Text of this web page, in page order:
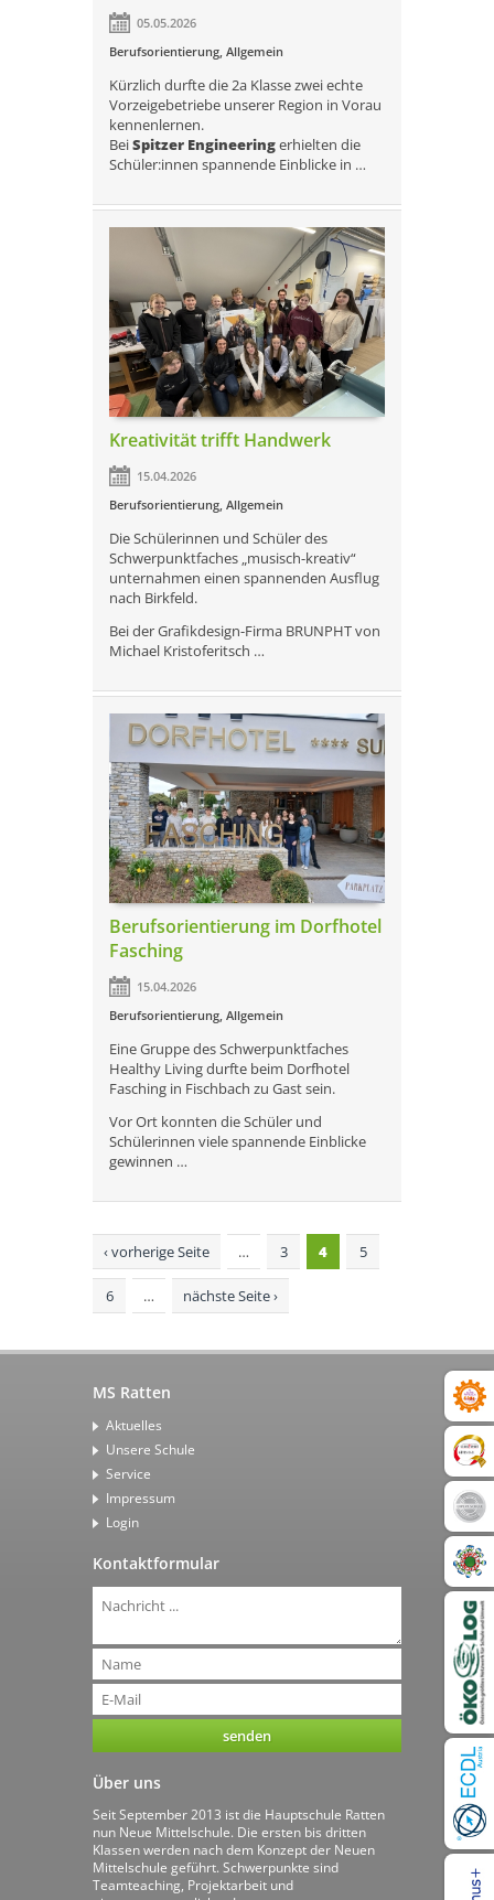
05.05.2026
Berufsorientierung, Allgemein
Kürzlich durfte die 2a Klasse zwei echte
Vorzeigebetriebe unserer Region in Vorau
kennenlernen.
BeiSpitzer Engineeringerhielten die
Schüler:innen spannende Einblicke in …
Kreativität trifft Handwerk
15.04.2026
Berufsorientierung, Allgemein
Die Schülerinnen und Schüler des
Schwerpunktfaches „musisch-kreativ“
unternahmen einen spannenden Ausflug
nach Birkfeld.
Bei der Grafikdesign-Firma BRUNPHT von
Michael Kristoferitsch …
Berufsorientierung im Dorfhotel
Fasching
15.04.2026
Berufsorientierung, Allgemein
Eine Gruppe des Schwerpunktfaches
Healthy Living durfte beim Dorfhotel
Fasching in Fischbach zu Gast sein.
Vor Ort konnten die Schüler und
Schülerinnen viele spannende Einblicke
gewinnen …
Seiten
‹ vorherige Seite … 3 4 5
6 … nächste Seite ›
MS Ratten
Aktuelles
Unsere Schule
Service
Impressum
Login
Kontaktformular
Über uns
Seit September 2013 ist die Hauptschule Ratten
nun Neue Mittelschule. Die ersten bis dritten
Klassen werden nach dem Konzept der Neuen
Mittelschule geführt. Schwerpunkte sind
Teamteaching, Projektarbeit und